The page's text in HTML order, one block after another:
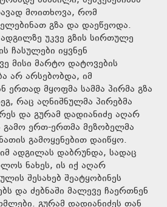
მოითხოვა, რომ
გზა და დაეწეოდა.
უკვე გზის სირთულე
ჩასულები იყვნენ
მისი მარტო დატოვების
არ არსებობდა, იმ
ერთად მყოფმა სამმა პირმა გზა
რაც აღნიშნულმა პირებმა
და გურამ დადიანიძე აღარ
გამო ერთ-ერთმა მეზობელმა
გამოყენებით დაიწყო.
ადგილას დაბრუნდა, სადაც
ნახეს, ის იქ აღარ
შესახებ შეატყობინეს
და ძებნაში მალევე ჩაერთნენ
გურამ დადიანიძეს თან